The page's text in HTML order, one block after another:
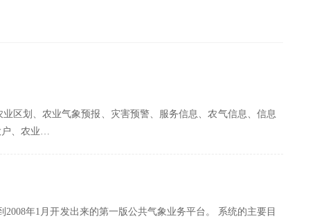
区划、农业气象预报、灾害预警、服务信息、农气信息、信息
户、农业…
年1月开发出来的第一版公共气象业务平台。 系统的主要目